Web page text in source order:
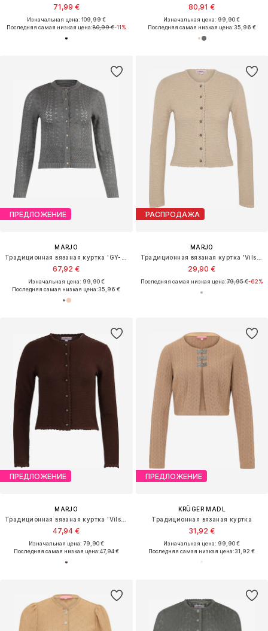
71,99 €
Изначальная цена: 109,99 €
Последняя самая низкая цена:80,99 €-11%
80,91 €
Изначальная цена: 99,90 €
Последняя самая низкая цена:35,96 €
ПРЕДЛОЖЕНИЕ
MARJO
67,92 €
Изначальная цена: 99,90 €
Последняя самая низкая цена:35,96 €
РАСПРОДАЖА
MARJO
29,90 €
Последняя самая низкая цена:79,95 €-62%
ПРЕДЛОЖЕНИЕ
MARJO
47,94 €
Изначальная цена: 79,90 €
Последняя самая низкая цена:47,94 €
ПРЕДЛОЖЕНИЕ
KRÜGER MADL
Традиционная вязаная куртка
31,92 €
Изначальная цена: 99,90 €
Последняя самая низкая цена:31,92 €